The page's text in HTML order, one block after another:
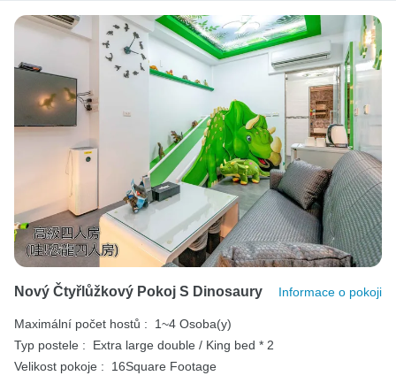
Nový Čtyřlůžkový Pokoj S Dinosaury Informace o pokoji
Maximální počet hostů :
1~4 Osoba(y)
Typ postele :
Extra large double / King bed * 2
Velikost pokoje :
16Square Footage